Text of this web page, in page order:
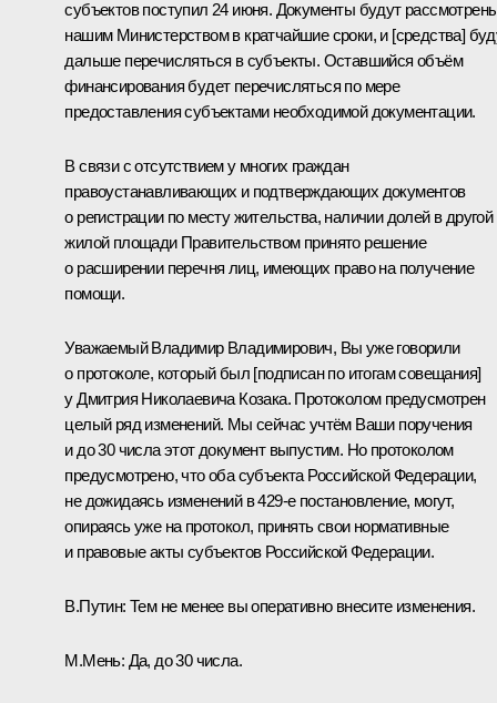
субъектов поступил 24 июня. Документы будут
нашим Министерством в кратчайшие сроки, и [средства]
дальше перечисляться в субъекты. Оставшийся объём
финансирования будет перечисляться по мере
предоставления субъектами необходимой документации.
В связи с отсутствием у многих граждан
правоустанавливающих и подтверждающих документов
о регистрации по месту жительства, наличии долей в другой
жилой площади Правительством принято решение
о расширении перечня лиц, имеющих право на получение
помощи.
Уважаемый Владимир Владимирович, Вы уже говорили
о протоколе, который был [подписан по итогам совещания]
у Дмитрия Николаевича Козака. Протоколом предусмотрен
целый ряд изменений. Мы сейчас учтём Ваши поручения
и до 30 числа этот документ выпустим. Но протоколом
предусмотрено, что оба субъекта Российской Федерации,
не дожидаясь изменений в 429-е постановление, могут,
опираясь уже на протокол, принять свои нормативные
и правовые акты субъектов Российской Федерации.
В.Путин: Тем не менее вы оперативно внесите изменения.
М.Мень: Да, до 30 числа.